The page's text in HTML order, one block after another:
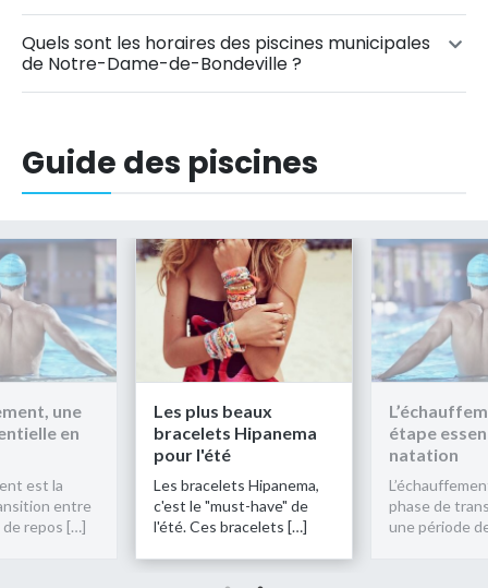
Quels sont les horaires des piscines municipales
de Notre-Dame-de-Bondeville ?
Guide des piscines
une
en
est la
entre
repos […]
Les plus beaux
bracelets Hipanema
pour l'été
Les bracelets Hipanema,
c'est le "must-have" de
l'été. Ces bracelets […]
étape
natation
phase de
une période